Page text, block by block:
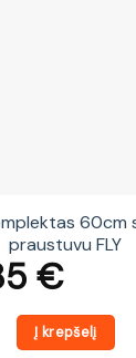
60cm
praustuvu FLY
€
Į krepšelį